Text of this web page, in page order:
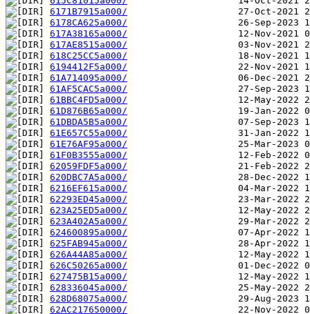
6171B7915a000/
6178CA625a000/
617A38165a000/
617AE8515a000/
618C25CC5a000/
6194412F5a000/
61A714095a000/
61AF5CAC5a000/
61BBC4FD5a000/
61D876B65a000/
61DBDA5B5a000/
61E657C55a000/
61E76AF95a000/
61F0B3555a000/
62059FDF5a000/
620DBC7A5a000/
6216EF615a000/
62293ED45a000/
623A25ED5a000/
623A402A5a000/
624600895a000/
625FAB945a000/
626A44A85a000/
626C50265a000/
627475B15a000/
628336045a000/
628D68075a000/
62AC217650000/